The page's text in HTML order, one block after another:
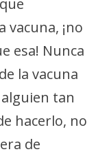
vacuna, ¡no
esa! Nunca
la vacuna
tan
hacerlo, no
de